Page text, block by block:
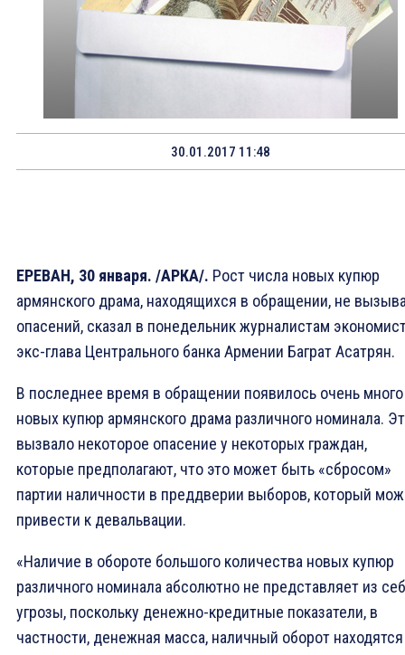
30.01.2017 11:48
ЕРЕВАН, 30 января. /АРКА/. Рост числа новых купюр
армянского драма, находящихся в обращении, не
опасений, сказал в понедельник журналистам
экс-глава Центрального банка Армении Баграт Асатрян.
В последнее время в обращении появилось очень много
новых купюр армянского драма различного номинала.
вызвало некоторое опасение у некоторых граждан,
которые предполагают, что это может быть «сбросом»
партии наличности в преддверии выборов, который
привести к девальвации.
«Наличие в обороте большого количества новых купюр
различного номинала абсолютно не представляет из
угрозы, поскольку денежно-кредитные показатели, в
частности, денежная масса, наличный оборот